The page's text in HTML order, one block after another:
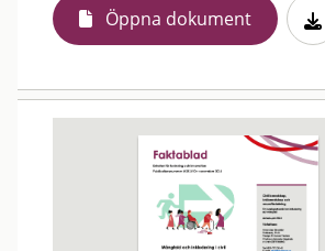
Öppna dokument